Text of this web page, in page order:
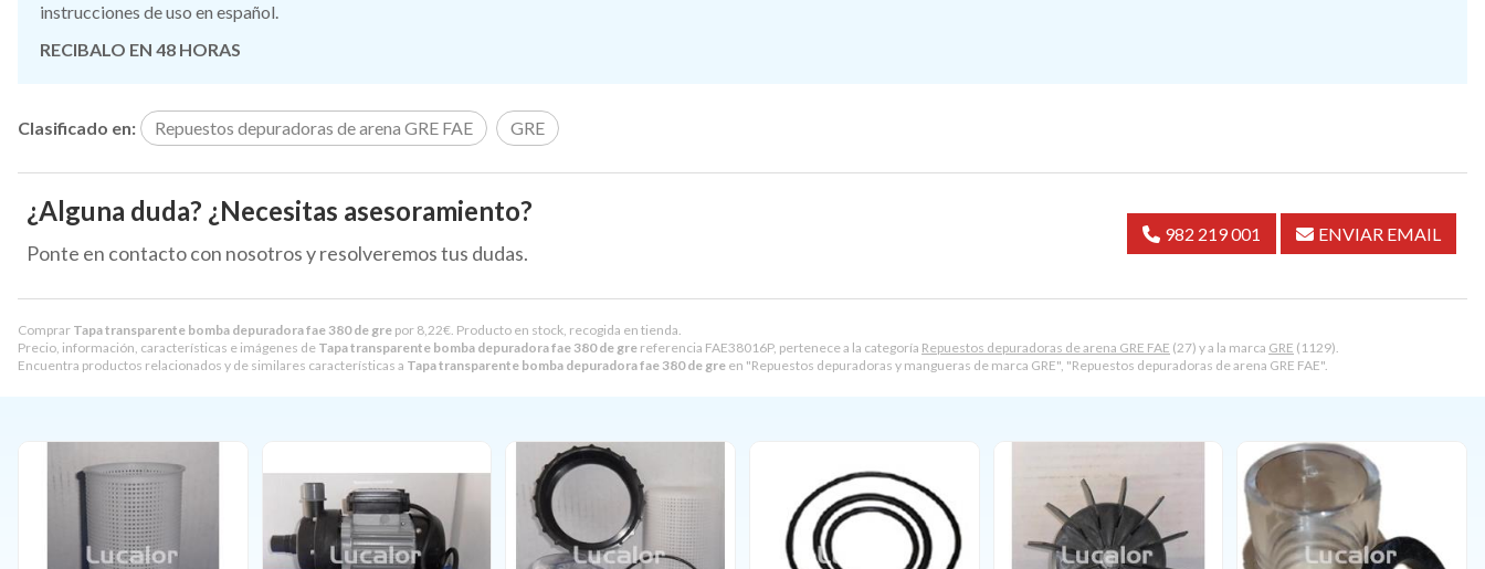
Comprar Tapa transparente bomba depuradora fae 380 de gre por 8,22€. Producto en stock, recogida en tienda.
Precio, información, características e imágenes de Tapa transparente bomba depuradora fae 380 de gre referencia FAE38016P, pertenece a la categoría Repuestos depuradoras de arena GRE FAE (27) y a la marca GRE (1129).
Encuentra productos relacionados y de similares características a Tapa transparente bomba depuradora fae 380 de gre en "Repuestos depuradoras y mangueras de marca GRE", "Repuestos depuradoras de arena GRE FAE".
instrucciones de uso en español.
RECIBALO EN 48 HORAS
Clasificado en: Repuestos depuradoras de arena GRE FAE GRE
¿Alguna duda? ¿Necesitas asesoramiento?
Ponte en contacto con nosotros y resolveremos tus dudas.
982 219 001 ENVIAR EMAIL